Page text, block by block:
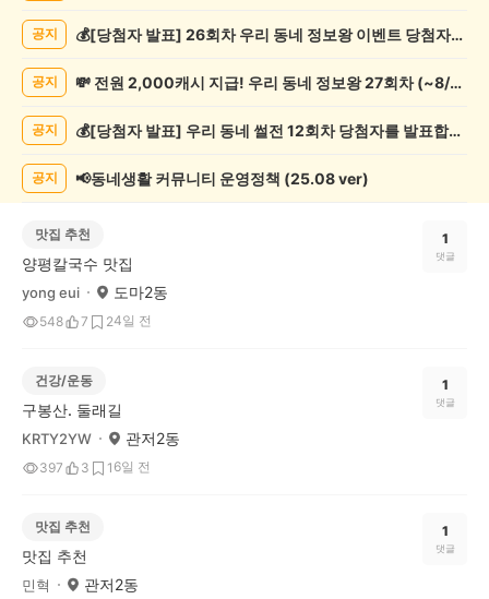
록
공지 💰[당첨자 발표] 26회차 우리 동네 정보왕 이벤트 당첨자를 발표합니다!
공지 💸 전원 2,000캐시 지급! 우리 동네 정보왕 27회차 (~8/10)
공지 💰[당첨자 발표] 우리 동네 썰전 12회차 당첨자를 발표합니다!
공지 📢동네생활 커뮤니티 운영정책 (25.08 ver)
맛집 추천
양평칼국수 맛집
yong eui 도마2동
548 7 24일 전
1
댓글
건강/운동
구봉산. 둘래길
KRTY2YW 관저2동
397 3 1 6일 전
1
댓글
맛집 추천
맛집 추천
민혁 관저2동
1
댓글